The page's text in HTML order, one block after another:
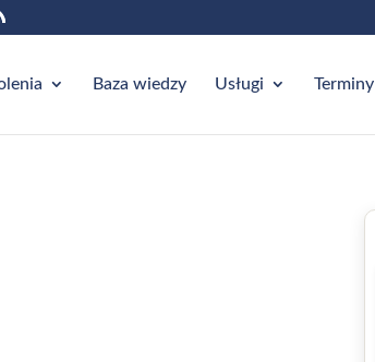
Baza wiedzy Usługi Terminy